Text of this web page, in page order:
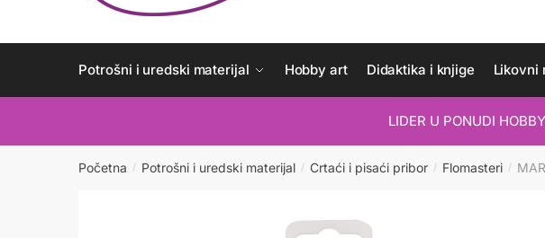
Potrošni i uredski materijal Hobby art Didaktika i knjige Likovni
LIDER U PONUDI
Početna / Potrošni i uredski materijal / Crtaći i pisaći pribor / Flomasteri /